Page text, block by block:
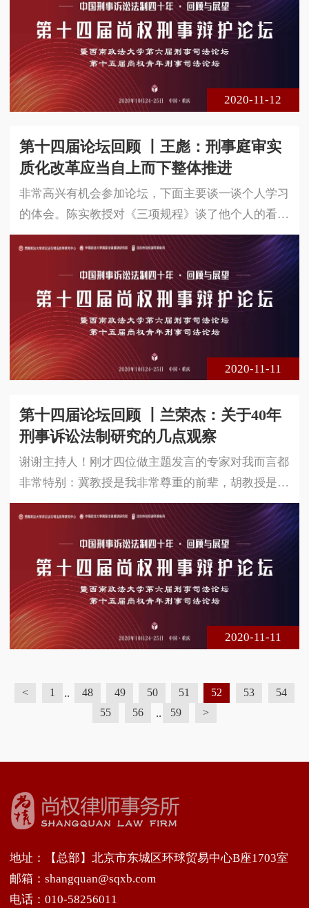
为与谈人还蛮尴尬，因为前面好几位是我的老师，我
不敢说与谈，仅仅就他们的发言做小的总结。因为我
们这个单元是完善证据制度防范冤错案件的中国经
验，即40年冤错案件防范中的证据经验，其实潘金贵
老师首先提到我们在冤错案件防范
2020-11-12
第十四届论坛回顾 丨王彪：刑事庭审实
质化改革应当自上而下整体推进
非常高兴有机会参加论坛，下面主要谈一谈个人学习
的体会。陈实教授对《三项规程》谈了他个人的看
法，他说的大部分观点我都赞同，但也有一些不同感
受。比如说庭前会议，陈实教授认为在一些地方变成
了庭审的预演，我的感受跟他稍有不同，我认为庭前
会议实践中有两种倾向，一种倾向是，为了开庭前会
议而开庭前会议，因为我们有指标要求。这种情况，
我发现比较多。另外一种倾向确实跟陈实教授说的一
样，一些地方的庭前会议变成了庭
2020-11-11
第十四届论坛回顾 丨兰荣杰：关于40年
刑事诉讼法制研究的几点观察
谢谢主持人！刚才四位做主题发言的专家对我而言都
非常特别：冀教授是我非常尊重的前辈，胡教授是我
年轻的老领导、老同事，孙教授是我钦佩的同辈和朋
友，兰教授是我时常感到与有荣焉的家门。四位专家
分别从四个侧面讲述了关于刑事诉讼法制40年的研究
心得，我作为学习者，主要谈谈我对四位教授研究的
观察。我将从三个角度展开：一是研究的视角，二是
研究的方法，三是研究的结论也即对刑事诉讼法制40
年的评价问题。第一、关于研究
2020-11-11
< 1 .. 48 49 50 51 52 53
54
55
56 .. 59 >
地址：【总部】北京市东城区环球贸易中心B座1703室
邮箱：shangquan@sqxb.com
电话：010-58256011